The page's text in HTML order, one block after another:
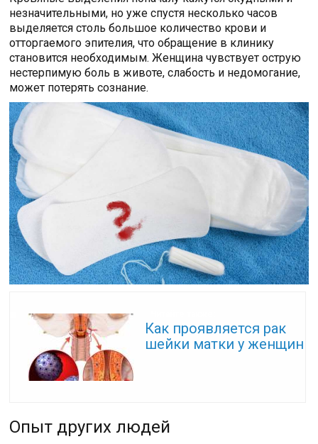
незначительными, но уже спустя несколько часов
выделяется столь большое количество крови и
отторгаемого эпителия, что обращение в клинику
становится необходимым. Женщина чувствует острую
нестерпимую боль в животе, слабость и недомогание,
может потерять сознание.
Как проявляется рак
шейки матки у женщин
Опыт других людей